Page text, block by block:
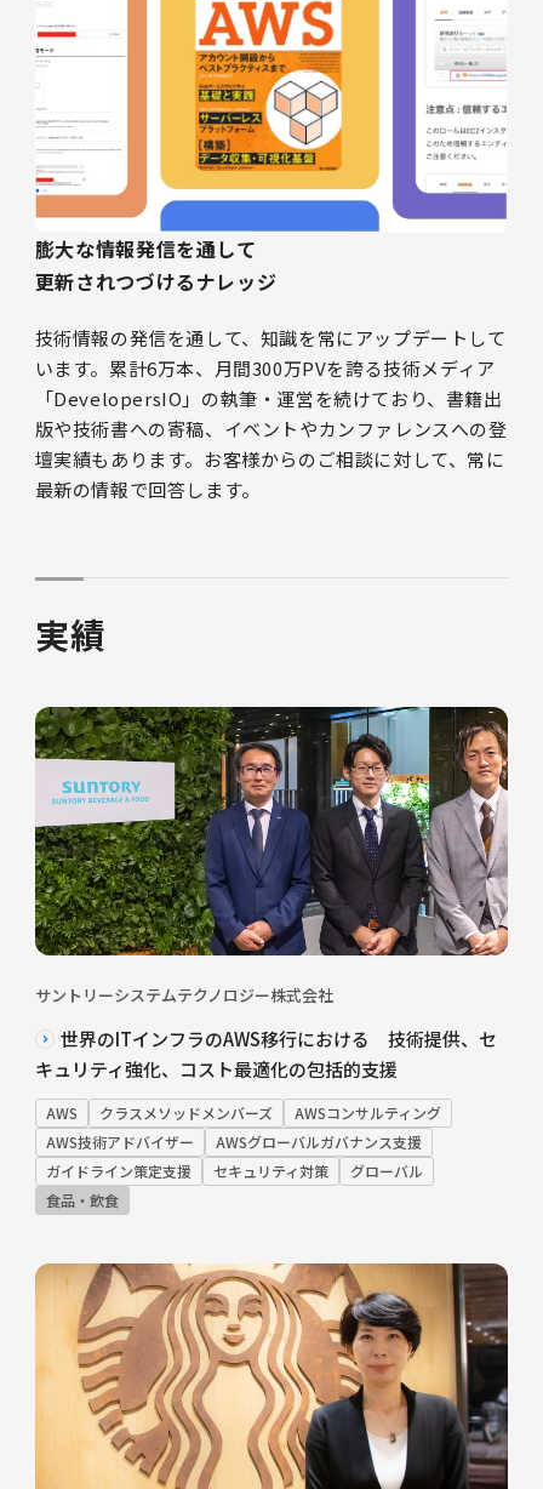
膨大な情報発信を通して
更新されつづけるナレッジ
技術情報の発信を通して、知識を常にアップデートして
います。累計6万本、月間300万PVを誇る技術メディア
「DevelopersIO」の執筆・運営を続けており、書籍出
版や技術書への寄稿、イベントやカンファレンスへの登
壇実績もあります。お客様からのご相談に対して、常に
最新の情報で回答します。
実績
サントリーシステムテクノロジー株式会社
世界のITインフラのAWS移行における 技術提供、セ
キュリティ強化、コスト最適化の包括的支援
AWS クラスメソッドメンバーズ
AWSコンサルティング
AWS技術アドバイザー
AWSグローバルガバナンス支援
ガイドライン策定支援
セキュリティ対策
グローバル
食品・飲食